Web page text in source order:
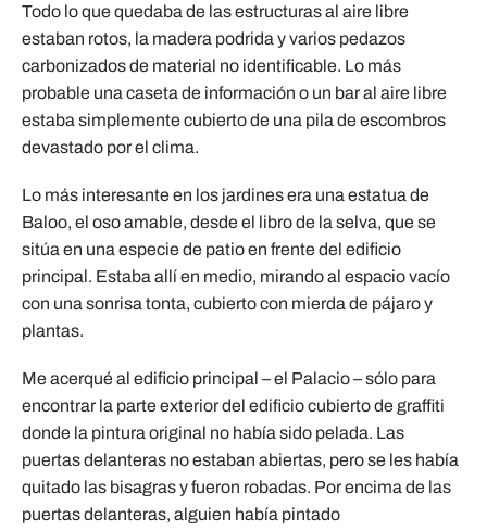
Todo lo que quedaba de las estructuras al aire libre
estaban rotos, la madera podrida y varios pedazos
carbonizados de material no identificable. Lo más
probable una caseta de información o un bar al aire libre
estaba simplemente cubierto de una pila de escombros
devastado por el clima.
Lo más interesante en los jardines era una estatua de
Baloo, el oso amable, desde el libro de la selva, que se
sitúa en una especie de patio en frente del edificio
principal. Estaba allí en medio, mirando al espacio vacío
con una sonrisa tonta, cubierto con mierda de pájaro y
plantas.
Me acerqué al edificio principal – el Palacio – sólo para
encontrar la parte exterior del edificio cubierto de graffiti
donde la pintura original no había sido pelada. Las
puertas delanteras no estaban abiertas, pero se les había
quitado las bisagras y fueron robadas. Por encima de las
puertas delanteras, alguien había pintado